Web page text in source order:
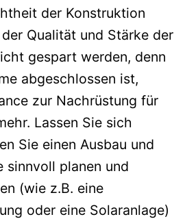
der Konstruktion
Qualität und Stärke der
gespart werden, denn
abgeschlossen ist,
zur Nachrüstung für
Lassen Sie sich
Sie einen Ausbau und
sinnvoll planen und
(wie z.B. eine
oder eine Solaranlage)